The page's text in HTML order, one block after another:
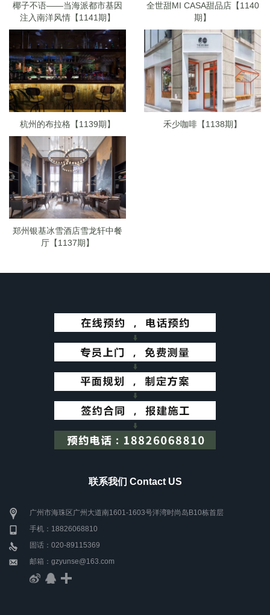
椰子不语——当海派都市基因
注入南洋风情【1141期】
全世甜MI CASA甜品店【1140
期】
杭州的布拉格【1139期】 禾少咖啡【1138期】
郑州银基冰雪酒店雪龙轩中餐
厅【1137期】
联系我们 Contact US
广州市海珠区广州大道南1601-1603号洋湾时尚岛B10栋首层
手机：18826068810
固话：020-89115369
邮箱：gzyunse@163.com